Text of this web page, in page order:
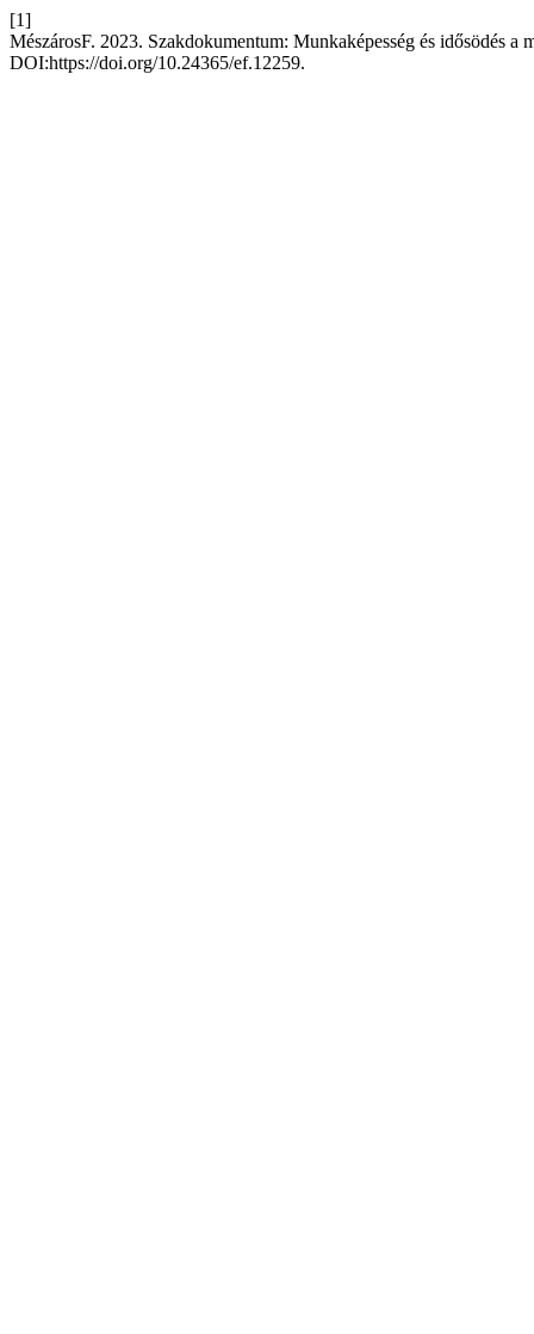
[1]
MészárosF. 2023. Szakdokumentum: Munkaképesség és idősödés a
DOI:https://doi.org/10.24365/ef.12259.